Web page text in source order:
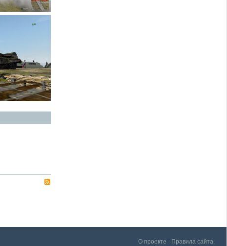
О проекте Правила сайта